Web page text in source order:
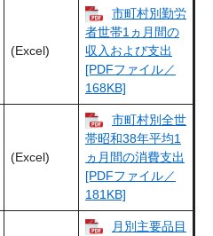
(Excel)
市町村別勤労
者世帯1ヵ月間の
収入および支出
[PDFファイル／
168KB]
(Excel)
市町村別全世
帯昭和38年平均1
ヵ月間の消費支出
[PDFファイル／
181KB]
月別主要品目